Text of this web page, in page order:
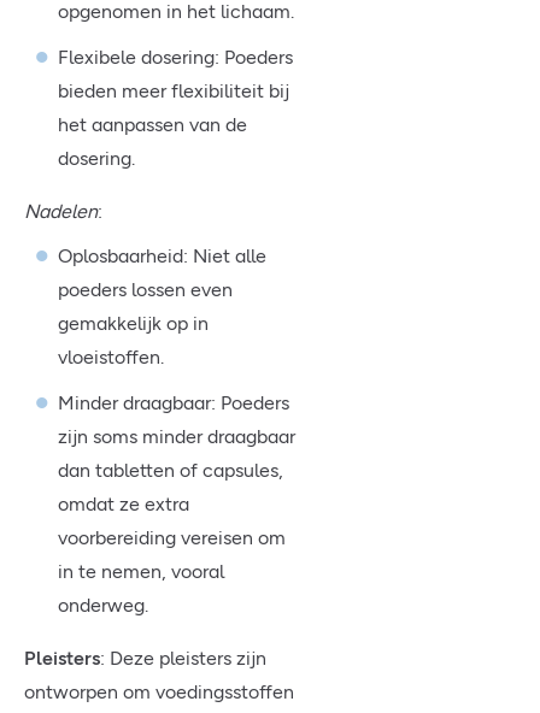
opgenomen in het lichaam.
Flexibele dosering: Poeders
bieden meer flexibiliteit bij
het aanpassen van de
dosering.
Nadelen:
Oplosbaarheid: Niet alle
poeders lossen even
gemakkelijk op in
vloeistoffen.
Minder draagbaar: Poeders
zijn soms minder draagbaar
dan tabletten of capsules,
omdat ze extra
voorbereiding vereisen om
in te nemen, vooral
onderweg.
Pleisters: Deze pleisters zijn
ontworpen om voedingsstoffen